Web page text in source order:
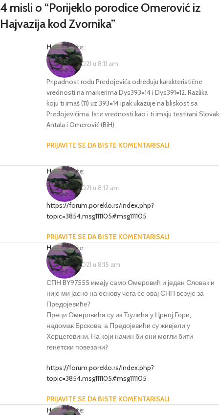
4 misli o “Porijeklo porodice Omerović iz
Hajvazija kod Zvornika”
Hasan kaže:
1 Februara, 2021 u 8:11 am
Pripadnost rodu Predojevića određuju karakteristične
vrednosti na markerima Dys393=14 i Dys391=12. Razlika
koju ti imaš (11) uz 393=14 ipak ukazuje na bliskost sa
Predojevićima. Iste vrednosti kao i ti imaju testirani Slovak
Antala i Omerović (BiH).
PRIJAVITE SE DA BISTE KOMENTARISALI
Hasan kaže:
1 Februara, 2021 u 8:12 am
https://forum.poreklo.rs/index.php?
topic=3854.msg111105#msg111105
PRIJAVITE SE DA BISTE KOMENTARISALI
Hasan kaže:
1 Februara, 2021 u 8:15 am
СПН BY97555 имају само Омеровић и један Словак и
није ми јасно на основу чега се овај СНП везује за
Предојевиће?
Преци Омеровића су из Ђулића у Црној Гори,
надомак Брскова, а Предојевићи су живјели у
Херцеговини. На који начин би они могли бити
генетски повезани?
https://forum.poreklo.rs/index.php?
topic=3854.msg111105#msg111105
PRIJAVITE SE DA BISTE KOMENTARISALI
Hasan kaže: